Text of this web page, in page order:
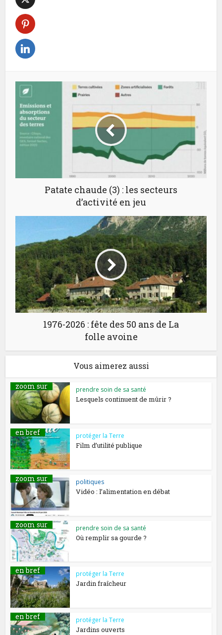
Patate chaude (3) : les secteurs
d’activité en jeu
1976-2026 : fête des 50 ans de La
folle avoine
Vous aimerez aussi
zoom sur prendre soin de sa santé
Lesquels continuent de mûrir ?
en bref protéger la Terre
Film d’utilité publique
zoom sur politiques
Vidéo : l’alimentation en débat
zoom sur prendre soin de sa santé
Où remplir sa gourde ?
en bref protéger la Terre
Jardin fraîcheur
en bref protéger la Terre
Jardins ouverts